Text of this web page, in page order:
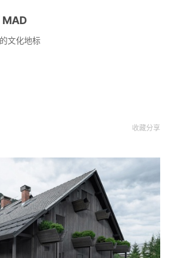
MAD
文化地标
收藏分享